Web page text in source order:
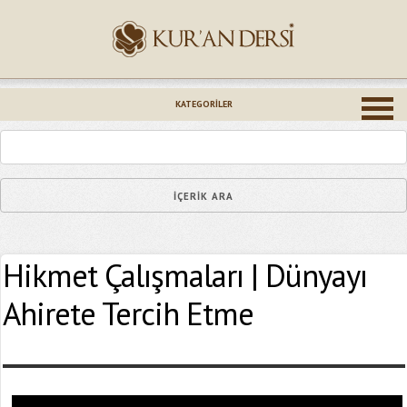
KATEGORILER
Hikmet Çalışmaları | Dünyayı
Ahirete Tercih Etme
Epostanız (*)
Yaşadığınız Hatanın Ayrıntıları